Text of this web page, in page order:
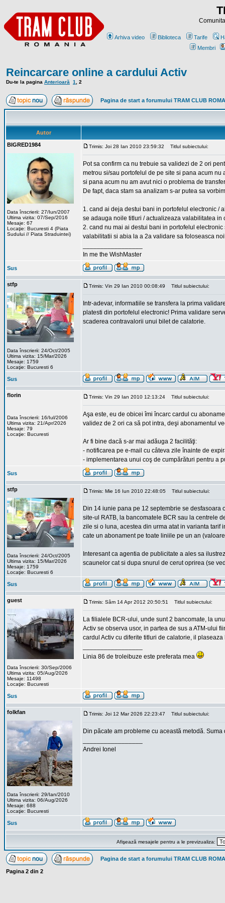
Arhiva video Biblioteca Tarife
Membri
Reincarcare online a cardului Activ
Du-te la pagina Anterioară 1 2
Pagina de start a forumului TRAM CLUB
Autor
BIGRED1984
Data înscrierii: 27/Iun/2007
Ultima vizita: 07/Sep/2016
Mesaje: 67
Locaţie: Bucuresti 4 (Piata
Sudului // Piata Straduintei)
Trimis: Joi 28 Ian 2010 23:59:32 Titlul subiectului:
Pot sa confirm ca nu trebuie sa validezi de 2 ori
metrou si/sau portofelul de pe site si pana acum
si pana acum nu am avut nici o problema de
De fapt, daca stam sa analizam s-ar putea sa
1. cand ai deja destui bani in portofelul electronic /
se adauga noile titluri / actualizeaza valabilitatea in
2. cand nu mai ai destui bani in portofelul
valabilitatii si abia la a 2a validare sa foloseasca
In me the WishMaster
Sus
stfp
Data înscrierii: 24/Oct/2005
Ultima vizita: 15/Mar/2026
Mesaje: 1759
Locaţie: Bucuresti 6
Trimis: Vin 29 Ian 2010 00:08:49 Titlul subiectului:
Intr-adevar, informatiile se transfera la prima
platesti din portofelul electronic! Prima validare
scaderea contravalorii unui bilet de calatorie.
Sus
florin
Data înscrierii: 16/Iul/2006
Ultima vizita: 21/Apr/2026
Mesaje: 79
Locaţie: Bucuresti
Trimis: Vin 29 Ian 2010 12:13:24 Titlul subiectului:
Aşa este, eu de obicei îmi încarc cardul cu
validez de 2 ori ca să pot intra, deşi abonamentul
Ar fi bine dacă s-ar mai adăuga 2 facilităţi:
- notificarea pe e-mail cu câteva zile înainte de
- implementarea unui coş de cumpărături pentru a
Sus
stfp
Data înscrierii: 24/Oct/2005
Ultima vizita: 15/Mar/2026
Mesaje: 1759
Locaţie: Bucuresti 6
Trimis: Mie 16 Iun 2010 22:48:05 Titlul subiectului:
Din 14 iunie pana pe 12 septembrie se
site-ul RATB, la bancomatele BCR sau la centrele
zile si o luna, acestea din urma atat in varianta
cate un abonament pe toate liniile pe un an
Interesant ca agentia de publicitate a ales sa
scaunelor cat si dupa snurul de cerut oprirea (se
Sus
guest
Data înscrierii: 30/Sep/2006
Ultima vizita: 05/Aug/2026
Mesaje: 11498
Locaţie: Bucuresti
Trimis: Sâm 14 Apr 2012 20:50:51 Titlul subiectului:
La filialele BCR-ului, unde sunt 2 bancomate, la
Activ se observa usor, in partea de sus a ATM-ului
cardul Activ cu diferite titluri de calatorie, il
Linia 86 de troleibuze este preferata mea
Sus
folkfan
Data înscrierii: 29/Ian/2010
Ultima vizita: 06/Aug/2026
Mesaje: 688
Locaţie: Bucuresti
Trimis: Joi 12 Mar 2026 22:23:47 Titlul subiectului:
Din păcate am probleme cu această metodă.
Andrei Ionel
Sus
Afişează mesajele pentru a le previzualiza:
Pagina de start a forumului TRAM CLUB
Pagina 2 din 2